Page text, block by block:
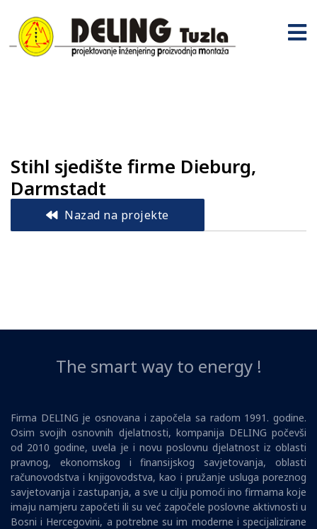
Stihl sjedište firme Dieburg,
Darmstadt
Nazad na projekte
The smart way to energy !
Firma DELING je osnovana i započela sa radom 1991. godine.
Osim svojih osnovnih djelatnosti, kompanija DELING počevši
od 2010 godine, uvela je i novu poslovnu djelatnost iz oblasti
pravnog, ekonomskog i finansijskog savjetovanja, oblasti
računovodstva i knjigovodstva, kao i pružanje usluga poreznog
savjetovanja i zastupanja, a sve u cilju pomoći ino firmama koje
imaju namjeru započeti ili su već započele poslovne aktivnosti u
Bosni i Hercegovini, a potrebne su im moderne i specijalizirane